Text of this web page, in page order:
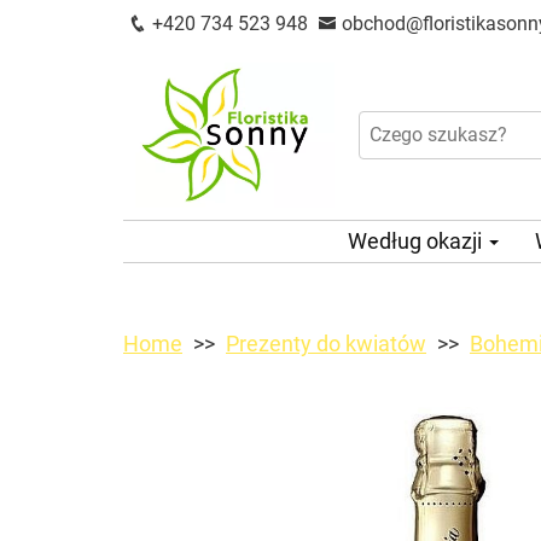
+420 734 523 948
Według okazji
Home Prezenty do kwiatów